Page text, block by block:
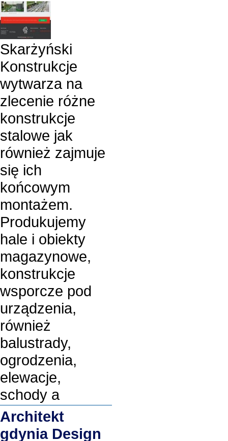
Skarżyński
Konstrukcje
wytwarza na
zlecenie różne
konstrukcje
stalowe jak
również zajmuje
się ich
końcowym
montażem.
Produkujemy
hale i obiekty
magazynowe,
konstrukcje
wsporcze pod
urządzenia,
również
balustrady,
ogrodzenia,
elewacje,
schody a
Architekt
gdynia Design